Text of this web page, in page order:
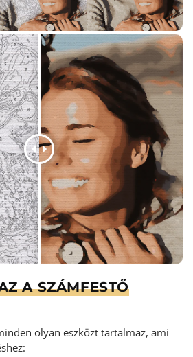
A SZÁMFESTŐ
olyan eszközt tartalmaz, ami